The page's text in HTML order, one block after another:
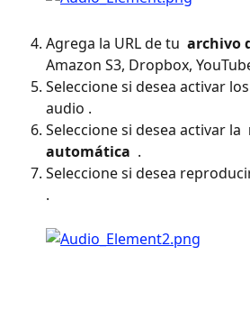
Agrega la URL de tu archivo
Amazon S3, Dropbox,
Seleccione si desea activar los
audio .
Seleccione si desea activar la
automática .
Seleccione si desea
.